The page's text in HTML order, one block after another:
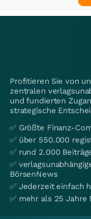
Profitieren Sie von
zentralen
und fundierten
strategische
✅ Größte Finanz-
✅ über 550.000
✅ rund 2.000
✅
BörsenNews
✅ Jederzeit einfach
✅ mehr als 25 Jahre